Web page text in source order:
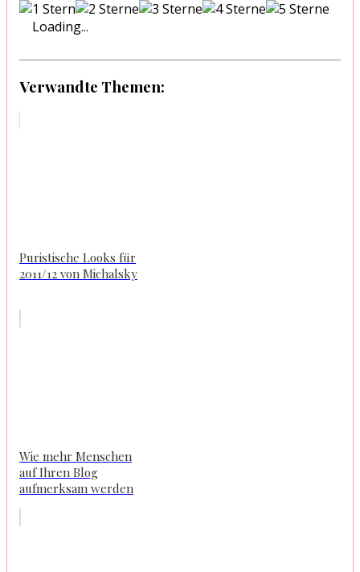
Loading...
Verwandte Themen:
Puristische Looks für
2011/12 von Michalsky
Wie mehr Menschen
auf Ihren Blog
aufmerksam werden